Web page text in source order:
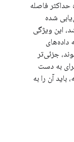
حداکثر فاصله
شده
این ویژگی
جزئی‌تر
به دست
باید آن را به